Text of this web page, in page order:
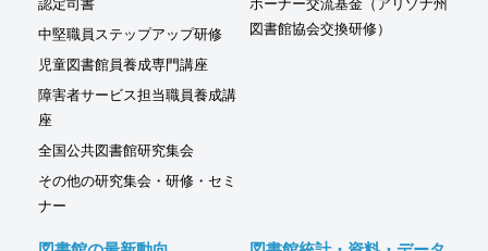
認定司書
中堅職員ステップアップ研修
児童図書館員養成専門講座
障害者サービス担当職員養成講
座
全国公共図書館研究集会
その他の研究集会・研修・セミ
ナー
ホーナー交流基金（アリゾナ州
図書館協会交換研修）